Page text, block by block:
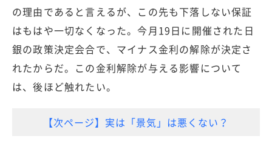
の理由であると言えるが、この先も下落しない保証
はもはや一切なくなった。今月19日に開催された日
銀の政策決定会合で、マイナス金利の解除が決定さ
れたからだ。この金利解除が与える影響について
は、後ほど触れたい。
【次ページ】実は「景気」は悪くない？